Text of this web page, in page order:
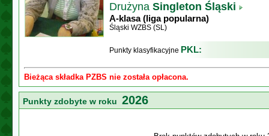
Drużyna Singleton Śląski
A-klasa (liga popularna)
Śląski WZBS (SL)
Punkty klasyfikacyjne PKL:
Bieżąca składka PZBS nie została opłacona.
Punkty zdobyte w roku 2026